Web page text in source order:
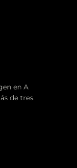
en A
de tres